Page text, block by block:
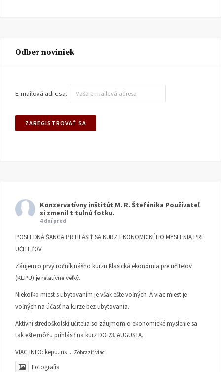
Odber noviniek
E-mailová adresa:
Konzervatívny inštitút M. R. Štefánika Používateľ
si zmenil titulnú fotku.
4 dní pred
POSLEDNÁ ŠANCA PRIHLÁSIŤ SA KURZ EKONOMICKÉHO MYSLENIA PRE
UČITEĽOV
Záujem o prvý ročník nášho kurzu Klasická ekonómia pre učiteľov
(KEPU) je relatívne veľký.
Niekoľko miest s ubytovaním je však ešte voľných. A viac miest je
voľných na účasť na kurze bez ubytovania.
Aktívni stredoškolskí učitelia so záujmom o ekonomické myslenie sa
tak ešte môžu prihlásiť na kurz DO 23. AUGUSTA.
VIAC INFO: kepu.ins ... Zobraziť viac
Fotografia